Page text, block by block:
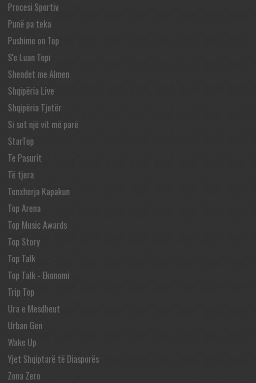
Procesi Sportiv
Punë pa teka
Pushime on Top
S'e Luan Topi
Shendet me Almen
Shqipëria Live
Shqipëria Tjetër
Si sot një vit më parë
StarTop
Te Pasurit
Të tjera
Tenxherja Kapakun
Top Arena
Top Music Awards
Top Story
Top Talk
Top Talk - Ekonomi
Trip Top
Ura e Mesdheut
Urban Gen
Wake Up
Yjet Shqiptarë të Diasporës
Zona Zero